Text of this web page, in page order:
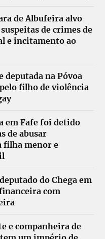
de Albufeira alvo
suspeitas de crimes de
e incitamento ao
deputada na Póvoa
filho de violência
em Fafe foi detido
de abusar
filha menor e
do Chega em
com
e companheira de